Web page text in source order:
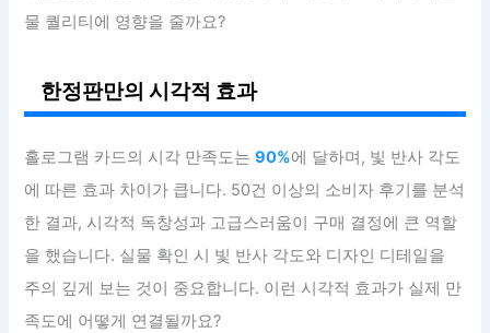
물 퀄리티에 영향을 줄까요?
한정판만의 시각적 효과
홀로그램 카드의 시각 만족도는90%에 달하며, 빛 반사 각도
에 따른 효과 차이가 큽니다. 50건 이상의 소비자 후기를 분석
한 결과, 시각적 독창성과 고급스러움이 구매 결정에 큰 역할
을 했습니다. 실물 확인 시 빛 반사 각도와 디자인 디테일을
주의 깊게 보는 것이 중요합니다. 이런 시각적 효과가 실제 만
족도에 어떻게 연결될까요?